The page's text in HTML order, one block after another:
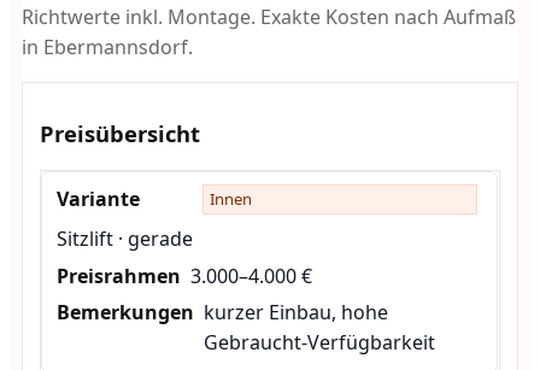
Richtwerte inkl. Montage. Exakte Kosten nach Aufmaß
in Ebermannsdorf.
Preisübersicht
Innen
Sitzlift · gerade
3.000–4.000 €
kurzer Einbau, hohe
Gebraucht-Verfügbarkeit